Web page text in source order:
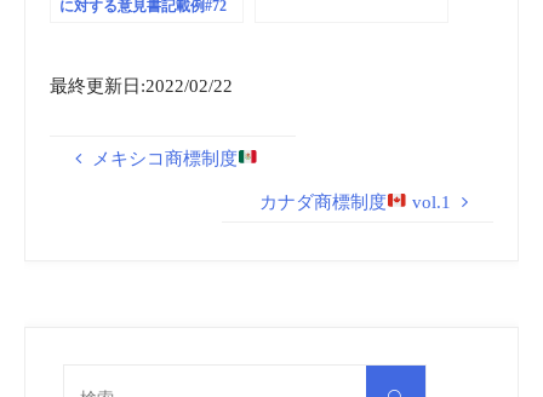
に対する意見書記載例#72
最終更新日:2022/02/22
メキシコ商標制度
カナダ商標制度 vol.1